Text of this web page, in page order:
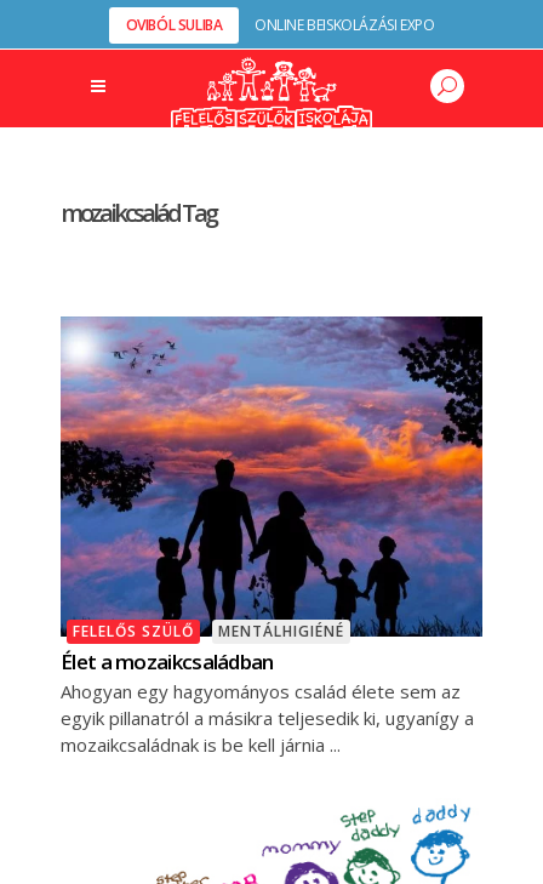
OVIBÓL SULIBA ONLINE BEISKOLÁZÁSI EXPO
mozaikcsalád Tag
FELELŐS SZÜLŐ MENTÁLHIGIÉNÉ
Élet a mozaikcsaládban
Ahogyan egy hagyományos család élete sem az
egyik pillanatról a másikra teljesedik ki, ugyanígy a
mozaikcsaládnak is be kell járnia